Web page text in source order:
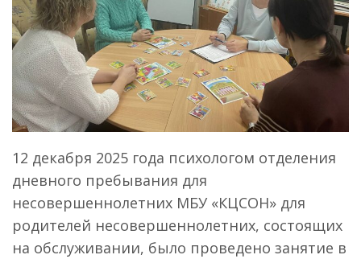
12 декабря 2025 года психологом отделения
дневного пребывания для
несовершеннолетних МБУ «КЦСОН» для
родителей несовершеннолетних, состоящих
на обслуживании, было проведено занятие в